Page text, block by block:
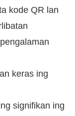
kode QR lan
signifikan ing